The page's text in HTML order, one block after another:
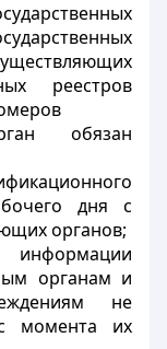
реестров
обязан
дня с
органов;
органам и
не
момента их